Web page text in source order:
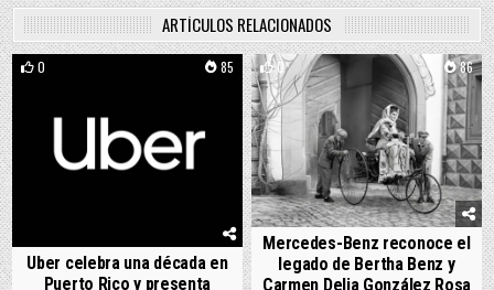
ARTÍCULOS RELACIONADOS
0 85
Uber celebra una década en
Puerto Rico y presenta
0 86
Mercedes-Benz reconoce el
legado de Bertha Benz y
Carmen Delia González Rosa